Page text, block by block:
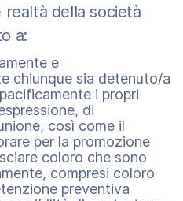
realtà della società
a:
e
chiunque sia detenuto/a
i propri
di
così come il
per la promozione
coloro che sono
compresi coloro
preventiva